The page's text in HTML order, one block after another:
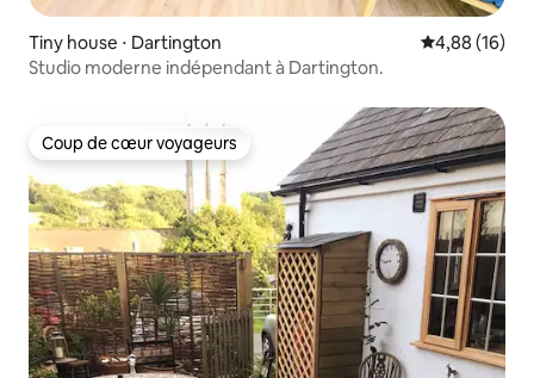
Tiny house ⋅ Dartington Évaluation
4,88 (16)
Studio moderne indépendant à Dartington.
Coup de cœur voyageurs
Coup de cœur voyageurs